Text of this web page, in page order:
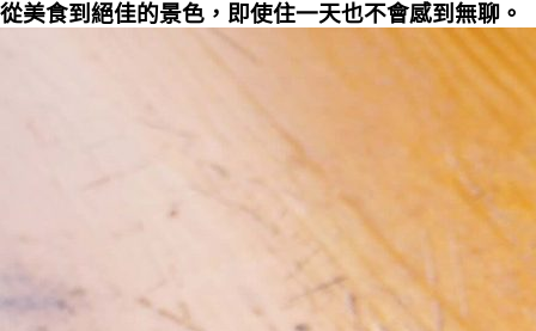
從美食到絕佳的景色，即使住一天也不會感到無聊。